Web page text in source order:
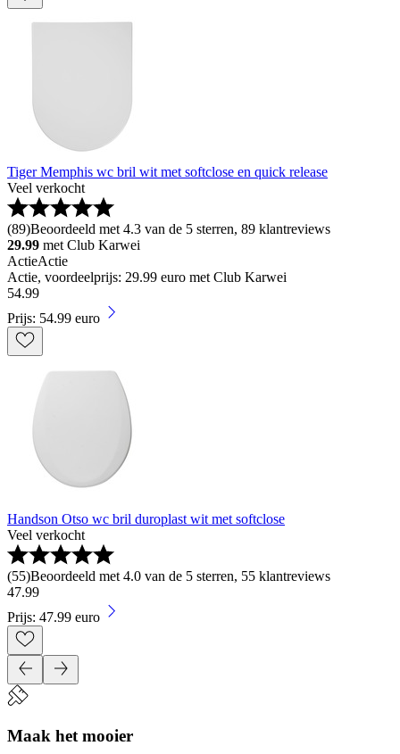
Tiger Memphis wc bril wit met softclose en quick release
Veel verkocht
(89)Beoordeeld met 4.3 van de 5 sterren, 89 klantreviews
29.99 met Club Karwei
ActieActie
Actie, voordeelprijs: 29.99 euro met Club Karwei
54.99
Prijs: 54.99 euro
Handson Otso wc bril duroplast wit met softclose
Veel verkocht
(55)Beoordeeld met 4.0 van de 5 sterren, 55 klantreviews
47.99
Prijs: 47.99 euro
Maak het mooier